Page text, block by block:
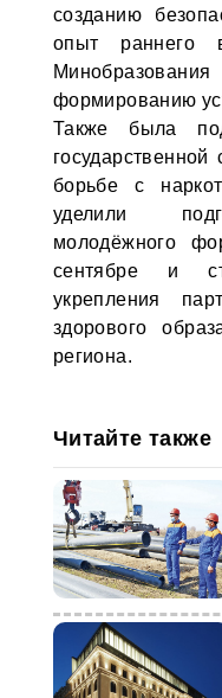
созданию
опыт раннего
формированию
Также была
государственной
борьбе с
уделили
молодёжного
сентябре и
укрепления
здорового
региона.
Читайте также